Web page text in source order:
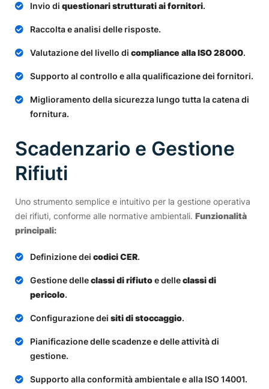
Invio di questionari strutturati ai fornitori.
Raccolta e analisi delle risposte.
Valutazione del livello di compliance alla ISO 28000.
Supporto al controllo e alla qualificazione dei fornitori.
Miglioramento della sicurezza lungo tutta la catena di
fornitura.
Scadenzario e Gestione
Rifiuti
Uno strumento semplice e intuitivo per la gestione operativa
dei rifiuti, conforme alle normative ambientali. Funzionalità
principali:
Definizione dei codici CER.
Gestione delleclassi di rifiutoe delleclassi di
pericolo.
Configurazione dei siti di stoccaggio.
Pianificazione delle scadenze e delle attività di
gestione.
Supporto alla conformità ambientale e alla ISO 14001.